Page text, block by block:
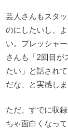
芸人さんもスタ
のにしたいし、
い。プレッシャ
さんも「2回目が
たい」と話され
だな、と実感しま
ただ、すでに収
ちゃ面白くなっ